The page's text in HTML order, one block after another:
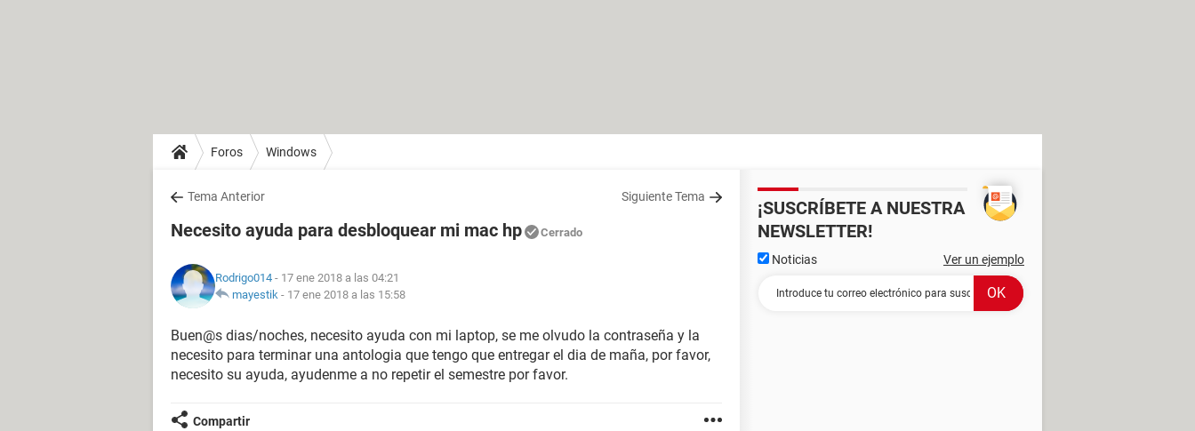
Foros Windows
Tema Anterior Siguiente Tema
Necesito ayuda para desbloquear mi mac hp Cerrado
Rodrigo014 - 17 ene 2018 a las 04:21
mayestik - 17 ene 2018 a las 15:58
Buen@s dias/noches, necesito ayuda con mi laptop, se me olvudo la contraseña y la
necesito para terminar una antologia que tengo que entregar el dia de maña, por favor,
necesito su ayuda, ayudenme a no repetir el semestre por favor.
Compartir
¡SUSCRÍBETE A NUESTRA
NEWSLETTER!
Noticias Ver un ejemplo